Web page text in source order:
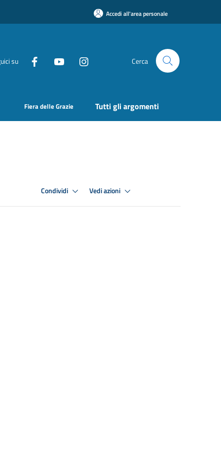
Accedi all'area personale
su Cerca
Fiera delle Grazie Tutti gli argomenti
Condividi Vedi azioni